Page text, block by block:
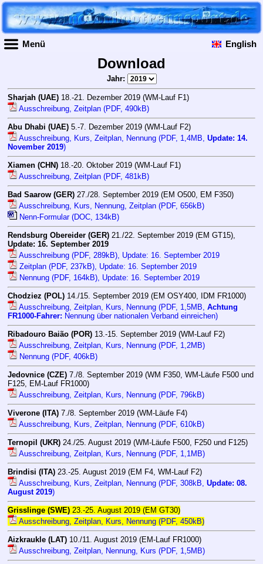
Menü English
Download
Jahr:
Sharjah (UAE) 18.-21. Dezember 2019 (WM-Lauf F1)
Ausschreibung, Zeitplan (PDF, 490kB)
Abu Dhabi (UAE) 5.-7. Dezember 2019 (WM-Lauf F2)
Ausschreibung, Kurs, Zeitplan, Nennung (PDF, 1,4MB, Update: 14.
November 2019)
Xiamen (CHN) 18.-20. Oktober 2019 (WM-Lauf F1)
Ausschreibung, Zeitplan (PDF, 481kB)
Bad Saarow (GER) 27./28. September 2019 (EM O500, EM F350)
Ausschreibung, Kurs, Nennung, Zeitplan (PDF, 656kB)
Nenn-Formular (DOC, 134kB)
Rendsburg Obereider (GER) 21./22. September 2019 (EM GT15),
Update: 16. September 2019
Ausschreibung (PDF, 289kB), Update: 16. September 2019
Zeitplan (PDF, 237kB), Update: 16. September 2019
Nennung (PDF, 164kB), Update: 16. September 2019
Chodziez (POL) 14./15. September 2019 (EM OSY400, IDM FR1000)
Ausschreibung, Zeitplan, Kurs, Nennung (PDF, 1,5MB, Achtung
FR1000-Fahrer: Nennung über nationalen Verband einreichen)
Ribadouro Baião (POR) 13.-15. September 2019 (WM-Lauf F2)
Ausschreibung, Zeitplan, Kurs, Nennung (PDF, 1,2MB)
Nennung (PDF, 406kB)
Jedovnice (CZE) 7./8. September 2019 (WM F350, WM-Läufe F500 und
F125, EM-Lauf FR1000)
Ausschreibung, Zeitplan, Kurs, Nennung (PDF, 796kB)
Viverone (ITA) 7./8. September 2019 (WM-Läufe F4)
Ausschreibung, Kurs, Zeitplan, Nennung (PDF, 610kB)
Ternopil (UKR) 24./25. August 2019 (WM-Läufe F500, F250 und F125)
Ausschreibung, Zeitplan, Kurs, Nennung (PDF, 1,1MB)
Brindisi (ITA) 23.-25. August 2019 (EM F4, WM-Lauf F2)
Ausschreibung, Kurs, Zeitplan, Nennung (PDF, 308kB, Update: 08.
August 2019)
Grisslinge (SWE) 23.-25. August 2019 (EM GT30)
Ausschreibung, Zeitplan, Kurs, Nennung (PDF, 450kB)
Aizkraukle (LAT) 10./11. August 2019 (EM-Lauf FR1000)
Ausschreibung, Zeitplan, Nennung, Kurs (PDF, 1,5MB)